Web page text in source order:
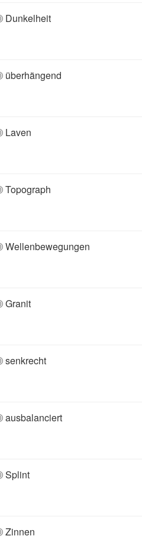
Dunkelheit
überhängend
Laven
Topograph
Wellenbewegungen
Granit
senkrecht
ausbalanciert
Splint
Zinnen